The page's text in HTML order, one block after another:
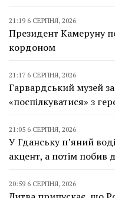
21:19 6 СЕРПНЯ, 2026
Президент Камеруну
кордоном
21:17 6 СЕРПНЯ, 2026
Гарвардський музей
«поспілкуватися» з
21:05 6 СЕРПНЯ, 2026
У Гданську п’яний
акцент, а потім побив
20:59 6 СЕРПНЯ, 2026